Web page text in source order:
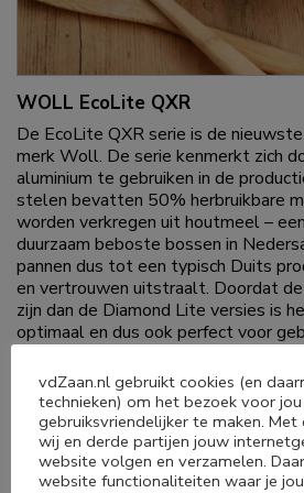
WOLL EcoLite QXR
De EcoLite QXR serie is de
merk Woll. De serie kenmerkt zich
aluminium te gebruiken in de
stelen bevatten 50% herbruikbare
worden verkregen uit houtmeel –
duurzaam beboste bossen in
pannen dus tot een typisch Duits
en vertrouwen uitstraalt. Doordat
zijn dan de Diamond Lite versies is
optimaal en dus ook perfect voor
verpakkingen zijn gemaakt van
bedrukt met slechts één kleur
je een pan uit de EcoLite QXR serie,
verzekerd van een fantastisch
steentje bij aan het milieu.
vdZaan.nl gebruikt cookies (en
technieken) om het bezoek voor
gebruiksvriendelijker te maken. Met
wij en derde partijen jouw
website volgen en verzamelen.
website functionaliteiten waar je